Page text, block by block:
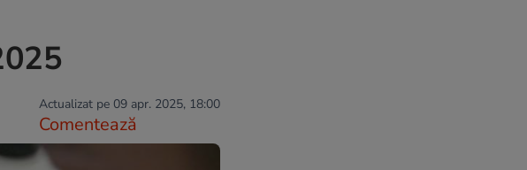
Actualizat pe 09 apr. 2025, 18:00
Comentează